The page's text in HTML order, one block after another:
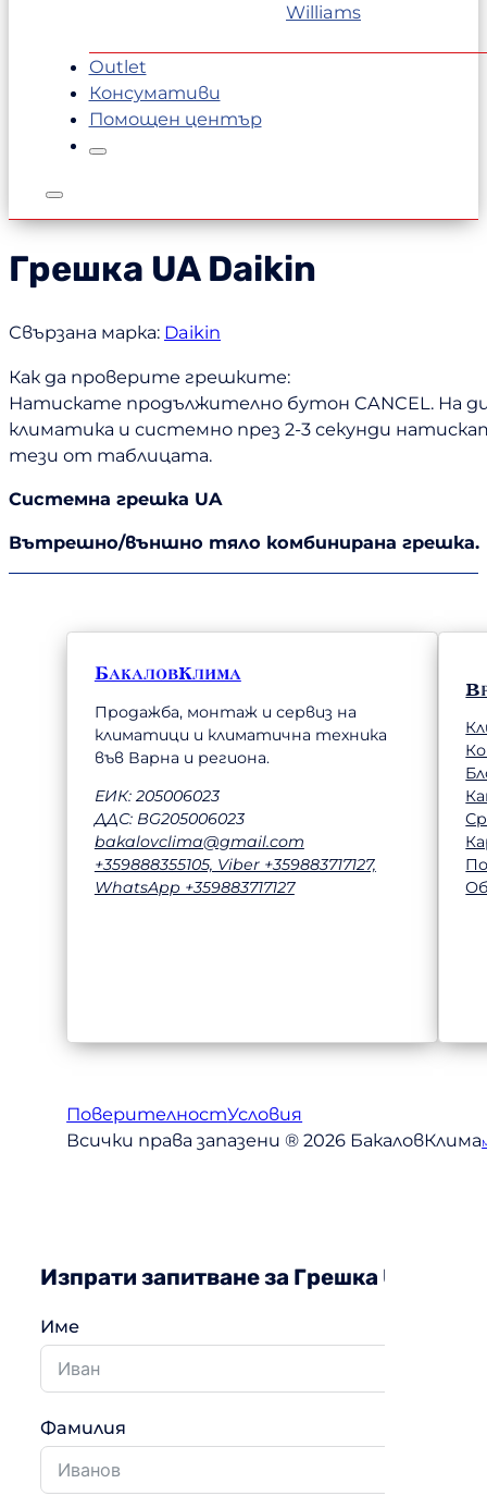
Williams
Outlet
Консумативи
Помощен център
Грешка UA Daikin
Свързана марка: Daikin
Как да проверите грешките:
Натискате продължително бутон CANCEL. На
климатика и системно през 2-3 секунди
тези от таблицата.
Системна грешка UA
Вътрешно/външно тяло комбинирана грешка.
БакаловКлима
Продажба, монтаж и сервиз на
климатици и климатична техника
във Варна и региона.
ЕИК: 205006023
ДДС: BG205006023
bakalovclima@gmail.com
+359888355105, Viber +359883717127,
WhatsApp +359883717127
ПоверителностУсловия
Всички права запазени ® 2026 БакаловКлима
Изпрати запитване за Грешка UA
Име
Фамилия